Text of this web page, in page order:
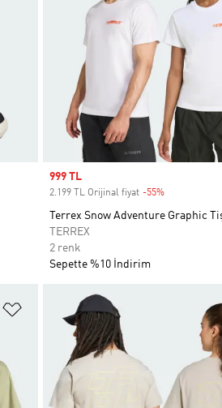
Sale price
999 TL
2.199 TL Orijinal fiyat -55%
Terrex Snow Adventure Graphic
TERREX
2 renk
Sepette %10 İndirim
Favori Listesine Ekle